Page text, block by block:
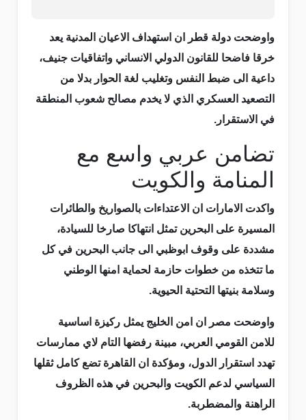
واوضحت دولة قطر ان استهداف الاعيان المدنية يعد
خرقا فاضحا للقانون الدولي الانساني واتفاقيات جنيف،
داعية الى ضبط النفس وتغليب لغة الحوار بدلا من
التصعيد العسكري الذي لا يخدم مصالح شعوب المنطقة
في الاستقرار.
تضامن عربي واسع مع
المنامة والكويت
واكدت الامارات ان الاعتداءات بالصواريخ والطائرات
المسيرة على البحرين تمثل انتهاكا صارخا للسيادة،
مشددة على وقوف ابوظبي الى جانب البحرين في كل
ما تتخذه من خطوات حازمة لحماية امنها الوطني
وسلامة بنيتها التحتية الحيوية.
واوضحت مصر ان امن الخليج يمثل ركيزة اساسية
للامن القومي العربي، مبينة رفضها التام لاي ممارسات
تهدد استقرار الدول، ومؤكدة ان القاهرة تضع كامل ثقلها
السياسي لدعم الكويت والبحرين في هذه الظروف
الراهنة والمضطربة.